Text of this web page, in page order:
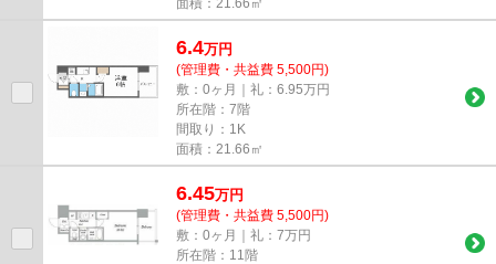
面積：21.66㎡
6.4万円
(管理費・共益費 5,500円)
敷：0ヶ月｜礼：6.95万円
所在階：7階
間取り：1K
面積：21.66㎡
6.45万円
(管理費・共益費 5,500円)
敷：0ヶ月｜礼：7万円
所在階：11階